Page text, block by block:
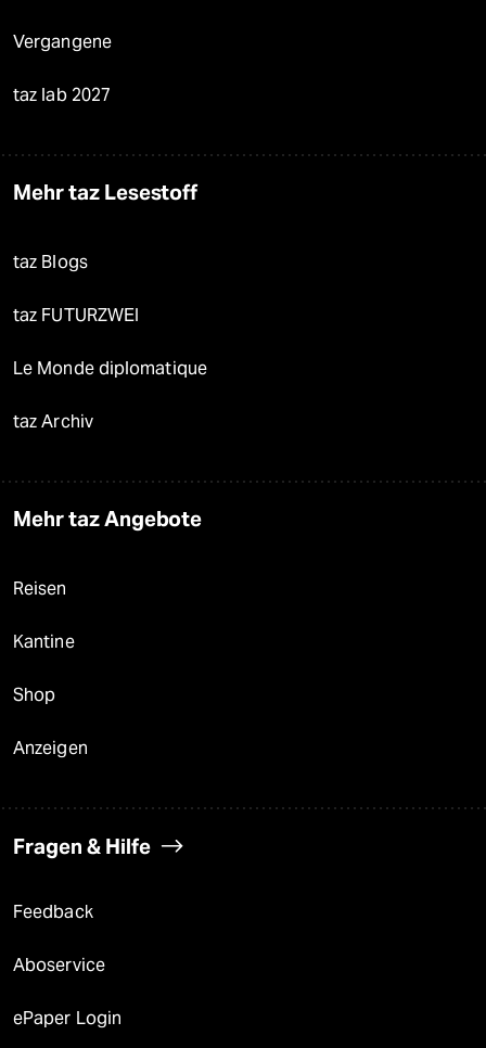
Vergangene
taz lab 2027
Mehr taz Lesestoff
taz Blogs
taz FUTURZWEI
Le Monde diplomatique
taz Archiv
Mehr taz Angebote
Reisen
Kantine
Shop
Anzeigen
Fragen & Hilfe
Feedback
Aboservice
ePaper Login